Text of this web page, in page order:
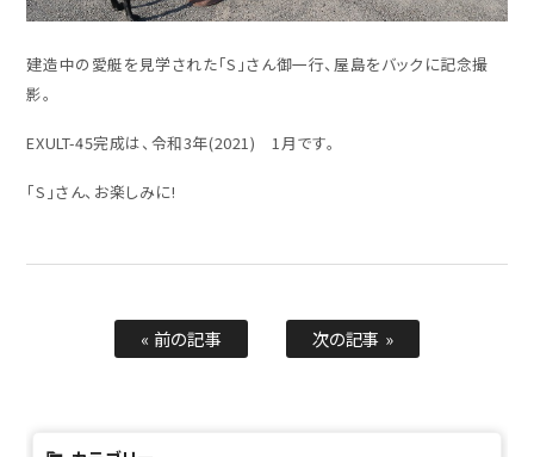
建造中の愛艇を見学された「S」さん御一行、屋島をバックに記念撮
影。
EXULT-45完成は、令和3年(2021) 1月です。
「S」さん、お楽しみに!
« 前の記事 次の記事 »